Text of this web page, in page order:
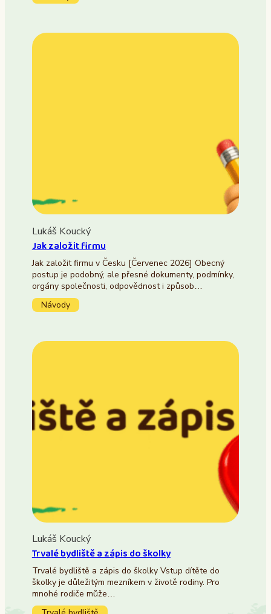
Lukáš Koucký
Jak založit firmu
Jak založit firmu v Česku [Červenec 2026] Obecný
postup je podobný, ale přesné dokumenty, podmínky,
orgány společnosti, odpovědnost i způsob…
Návody
Lukáš Koucký
Trvalé bydliště a zápis do školky
Trvalé bydliště a zápis do školky Vstup dítěte do
školky je důležitým mezníkem v životě rodiny. Pro
mnohé rodiče může…